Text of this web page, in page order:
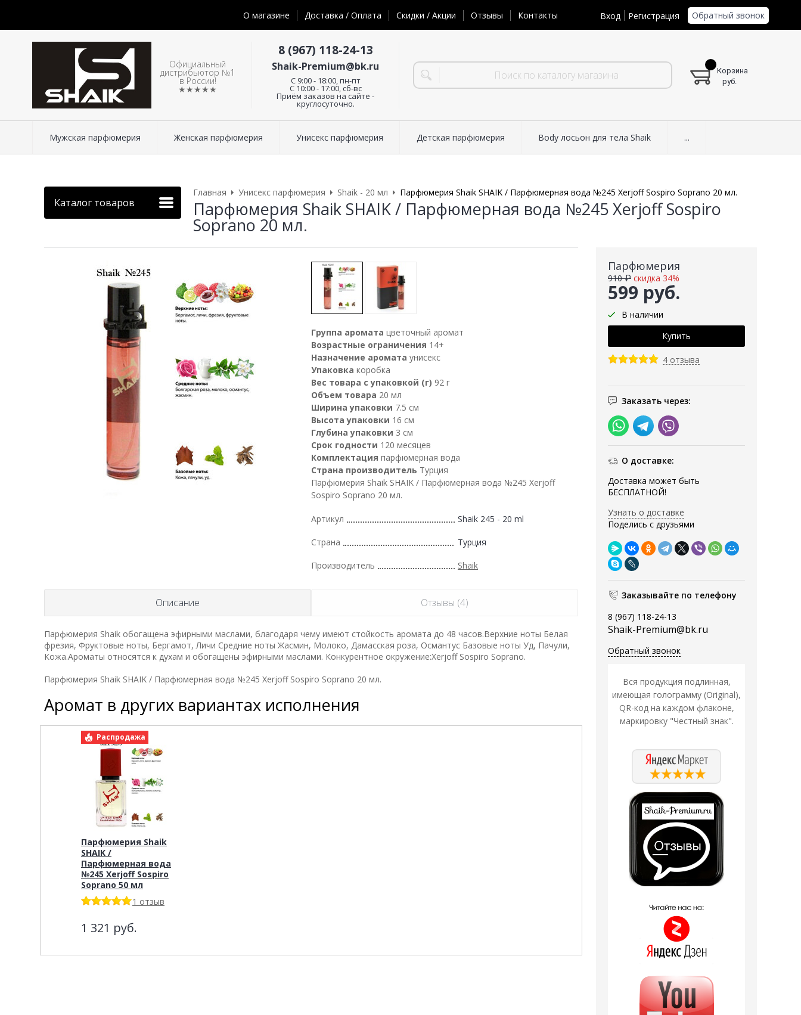
О магазине Доставка / Оплата Скидки / Акции Отзывы Контакты Вход Регистрация Обратный звонок
Официальный
дистрибьютор №1
в России!
★★★★★
8 (967) 118-24-13
Shaik-Premium@bk.ru
C 9:00 - 18:00, пн-пт
С 10:00 - 17:00, сб-вс
Приём заказов на сайте -
круглосуточно.
Корзина
руб.
Мужская парфюмерия Женская парфюмерия Унисекс парфюмерия Детская парфюмерия Body лосьон для тела Shaik ...
Каталог товаров
Главная Унисекс парфюмерия Shaik - 20 мл Парфюмерия Shaik SHAIK / Парфюмерная вода №245 Xerjoff Sospiro Soprano 20 мл.
Парфюмерия Shaik SHAIK / Парфюмерная вода №245 Xerjoff Sospiro
Soprano 20 мл.
Парфюмерия
599 руб.
910 ₽ скидка 34%
В наличии
4 отзыва
Заказать через:
О доставке:
Доставка может быть
БЕСПЛАТНОЙ!
Узнать о доставке
Поделись с друзьями
Заказывайте по телефону
8 (967) 118-24-13
Shaik-Premium@bk.ru
Обратный звонок
Вся продукция подлинная,
имеющая голограмму (Original),
QR-код на каждом флаконе,
маркировку "Честный знак".
Группа аромата цветочный аромат
Возрастные ограничения 14+
Назначение аромата унисекс
Упаковка коробка
Вес товара с упаковкой (г) 92 г
Объем товара 20 мл
Ширина упаковки 7.5 см
Высота упаковки 16 см
Глубина упаковки 3 см
Срок годности 120 месяцев
Комплектация парфюмерная вода
Страна производитель Турция
Парфюмерия Shaik SHAIK / Парфюмерная вода №245 Xerjoff
Sospiro Soprano 20 мл.
Артикул Shaik 245 - 20 ml
Страна Турция
Производитель Shaik
Описание Отзывы (4)
Парфюмерия Shaik обогащена эфирными маслами, благодаря чему имеют стойкость аромата до 48 часов.Верхние ноты Белая
фрезия, Фруктовые ноты, Бергамот, Личи Средние ноты Жасмин, Молоко, Дамасская роза, Османтус Базовые ноты Уд, Пачули,
Кожа.Ароматы относятся к духам и обогащены эфирными маслами. Конкурентное окружение:Xerjoff Sospiro Soprano.
Парфюмерия Shaik SHAIK / Парфюмерная вода №245 Xerjoff Sospiro Soprano 20 мл.
Аромат в других вариантах исполнения
Распродажа
Парфюмерия Shaik
SHAIK /
Парфюмерная вода
№245 Xerjoff Sospiro
Soprano 50 мл
1 отзыв
1 321 руб.